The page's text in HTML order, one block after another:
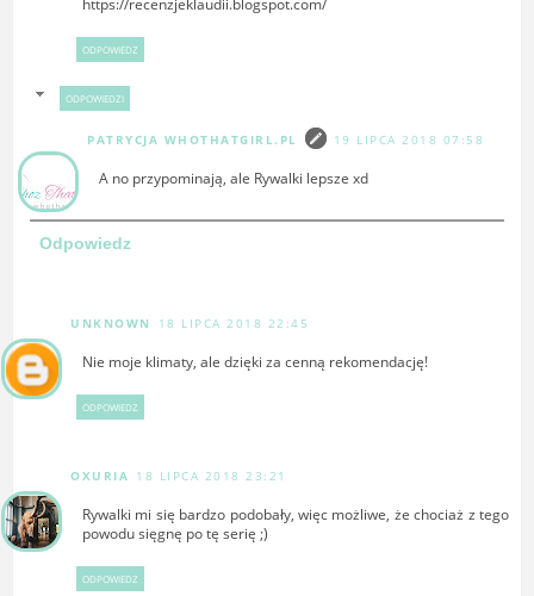
https://recenzjeklaudii.blogspot.com/
ODPOWIEDZ
ODPOWIEDZI
PATRYCJA WHOTHATGIRL.PL 19 LIPCA 2018 07:58
A no przypominają, ale Rywalki lepsze xd
Odpowiedz
UNKNOWN 18 LIPCA 2018 22:45
Nie moje klimaty, ale dzięki za cenną rekomendację!
ODPOWIEDZ
OXURIA 18 LIPCA 2018 23:21
Rywalki mi się bardzo podobały, więc możliwe, że chociaż z tego
powodu sięgnę po tę serię ;)
ODPOWIEDZ